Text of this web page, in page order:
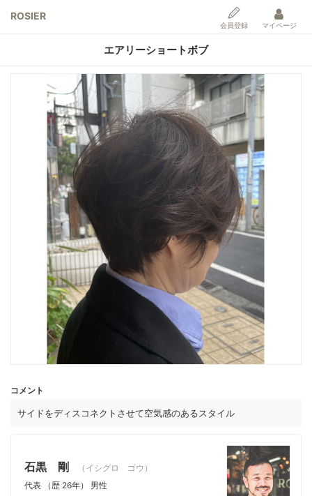
ROSIER
会員登録 マイページ
エアリーショートボブ
コメント
サイドをディスコネクトさせて空気感のあるスタイル
石黒 剛
（イシグロ ゴウ）
代表
（歴 26年） 男性